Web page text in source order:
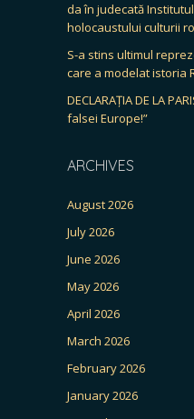
da în judecată
holocaustului culturii
S-a stins ultimul
care a modelat istoria
DECLARAȚIA DE LA
falsei Europe!”
ARCHIVES
August 2026
July 2026
June 2026
May 2026
April 2026
March 2026
February 2026
January 2026